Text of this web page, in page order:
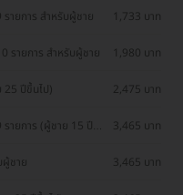
ายการ สำหรับผู้ชาย 1,733 บาท
รายการ สำหรับผู้ชาย 1,980 บาท
25 ปีขึ้นไป) 2,475 บาท
ายการ (ผู้ชาย 15 ปีขึ้น
3,465 บาท
ผู้ชาย 3,465 บาท